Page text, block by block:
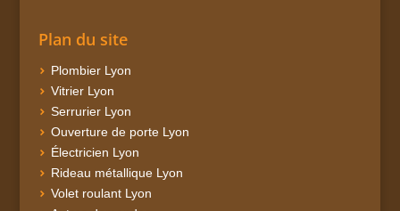
Plan du site
Plombier Lyon
Vitrier Lyon
Serrurier Lyon
Ouverture de porte Lyon
Électricien Lyon
Rideau métallique Lyon
Volet roulant Lyon